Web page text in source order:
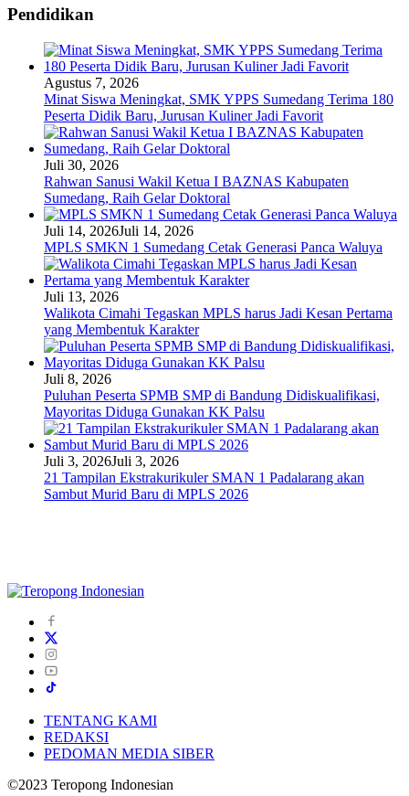
Pendidikan
Agustus 7, 2026
Minat Siswa Meningkat, SMK YPPS Sumedang Terima 180
Peserta Didik Baru, Jurusan Kuliner Jadi Favorit
Juli 30, 2026
Rahwan Sanusi Wakil Ketua I BAZNAS Kabupaten
Sumedang, Raih Gelar Doktoral
Juli 14, 2026Juli 14, 2026
MPLS SMKN 1 Sumedang Cetak Generasi Panca Waluya
Juli 13, 2026
Walikota Cimahi Tegaskan MPLS harus Jadi Kesan Pertama
yang Membentuk Karakter
Juli 8, 2026
Puluhan Peserta SPMB SMP di Bandung Didiskualifikasi,
Mayoritas Diduga Gunakan KK Palsu
Juli 3, 2026Juli 3, 2026
21 Tampilan Ekstrakurikuler SMAN 1 Padalarang akan
Sambut Murid Baru di MPLS 2026
TENTANG KAMI
REDAKSI
PEDOMAN MEDIA SIBER
©2023 Teropong Indonesian